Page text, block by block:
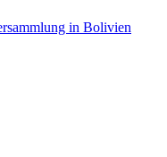
in Bolivien